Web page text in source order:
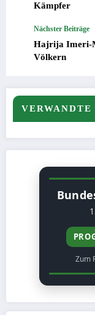
Kämpfer
Nächster Beiträge
Hajrija Imeri-
Völkern
Zum